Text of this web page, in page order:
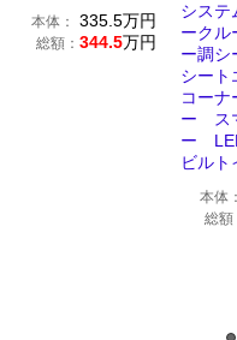
本体： 335.5万円
総額： 344.5万円
シス
ーク
ー調
シー
コーナ
ー ス
ー
ビルト
本体：
総額